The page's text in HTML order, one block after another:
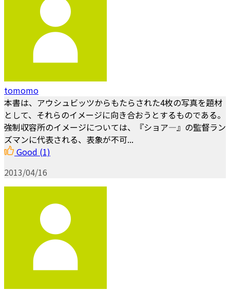
tomomo
本書は、アウシュビッツからもたらされた4枚の写真を題材
として、それらのイメージに向き合おうとするものである。
強制収容所のイメージについては、『ショア—』の監督ラン
ズマンに代表される、表象が不可...
Good (1)
2013/04/16